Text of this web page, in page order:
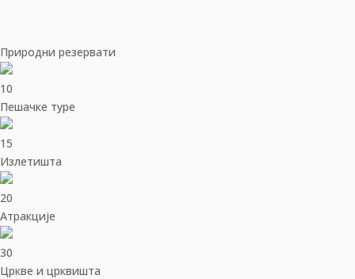
Природни резервати
10
Пешачке туре
15
Излетишта
20
Aтракције
30
Цркве и црквишта